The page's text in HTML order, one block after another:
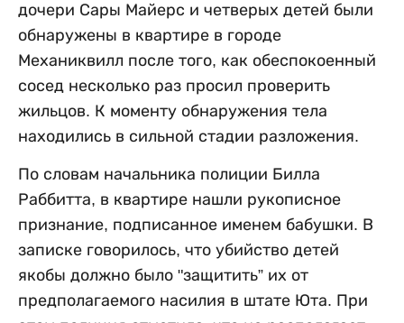
дочери Сары Майерс и четверых детей были
обнаружены в квартире в городе
Механиквилл после того, как обеспокоенный
сосед несколько раз просил проверить
жильцов. К моменту обнаружения тела
находились в сильной стадии разложения.
По словам начальника полиции Билла
Раббитта, в квартире нашли рукописное
признание, подписанное именем бабушки. В
записке говорилось, что убийство детей
якобы должно было "защитить” их от
предполагаемого насилия в штате Юта. При